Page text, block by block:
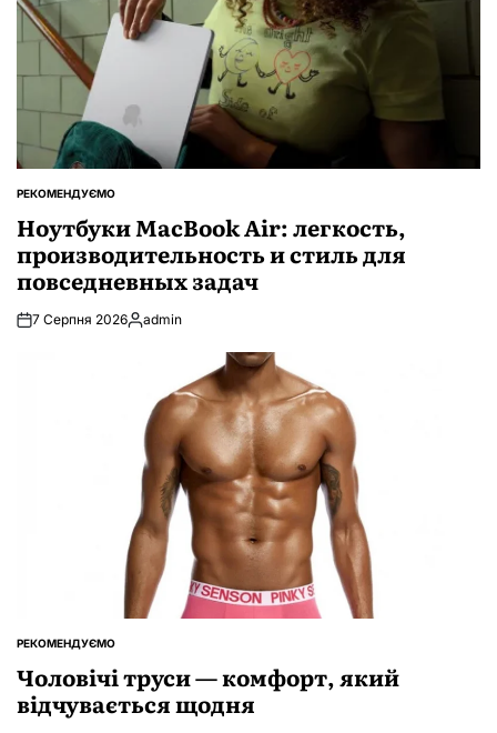
ОПУБЛІКУВАТИ
РЕКОМЕНДУЄМО
Ноутбуки MacBook Air: легкость,
производительность и стиль для
повседневных задач
7 Серпня 2026Опубліковано
admin
ОПУБЛІКУВАТИ
РЕКОМЕНДУЄМО
Чоловічі труси — комфорт, який
відчувається щодня